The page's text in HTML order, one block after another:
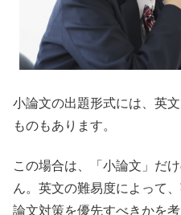
小論文の出題形式には、英
ものもあります。
この場合は、「小論文」だ
ん。英文の難易度によって
論文対策を優先すべきかを